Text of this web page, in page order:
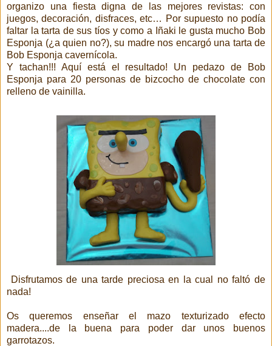
organizo una fiesta digna de las mejores revistas: con
juegos, decoración, disfraces, etc… Por supuesto no podía
faltar la tarta de sus tíos y como a Iñaki le gusta mucho Bob
Esponja (¿a quien no?), su madre nos encargó una tarta de
Bob Esponja cavernícola.
Y tachan!!! Aquí está el resultado! Un pedazo de Bob
Esponja para 20 personas de bizcocho de chocolate con
relleno de vainilla.
Disfrutamos de una tarde preciosa en la cual no faltó de
nada!
Os queremos enseñar el mazo texturizado efecto
madera....de la buena para poder dar unos buenos
garrotazos.